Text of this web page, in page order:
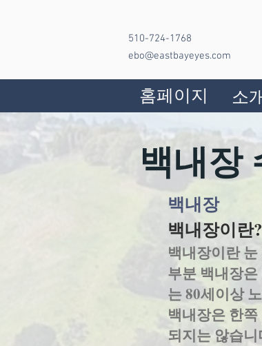
510-724-1768
ebo@eastbayeyes.com
홈페이지 소
백내장
백내장이란?
백내장이란
부분 백내장
는 80세이상
백내장은 한
되지는 않습니
백내장